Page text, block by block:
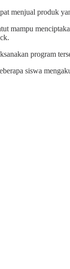
menjual produk
mampu
program
siswa